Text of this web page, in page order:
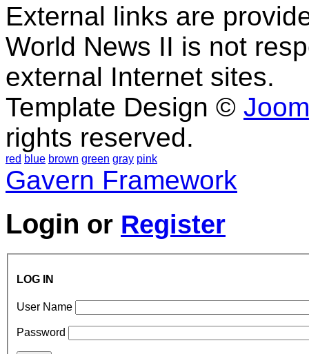
External links are
World News II is not
external Internet sites.
Template Design ©
rights reserved.
red blue brown green gray pink
Gavern Framework
Login or Register
LOG IN
User Name
Password